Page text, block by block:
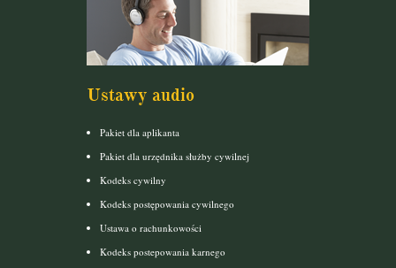
Ustawy audio
Pakiet dla aplikanta
Pakiet dla urzędnika służby cywilnej
Kodeks cywilny
Kodeks postępowania cywilnego
Ustawa o rachunkowości
Kodeks postepowania karnego